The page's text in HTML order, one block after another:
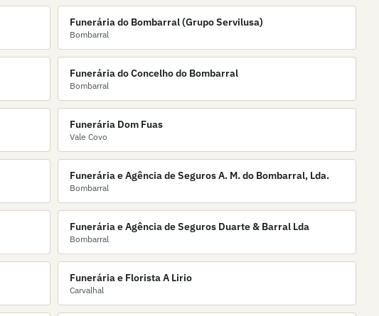
Funerária do Bombarral (Grupo Servilusa)
Bombarral
Funerária do Concelho do Bombarral
Bombarral
Funerária Dom Fuas
Vale Covo
Funerária e Agência de Seguros A. M. do Bombarral, Lda.
Bombarral
Funerária e Agência de Seguros Duarte & Barral Lda
Bombarral
Funerária e Florista A Lirio
Carvalhal